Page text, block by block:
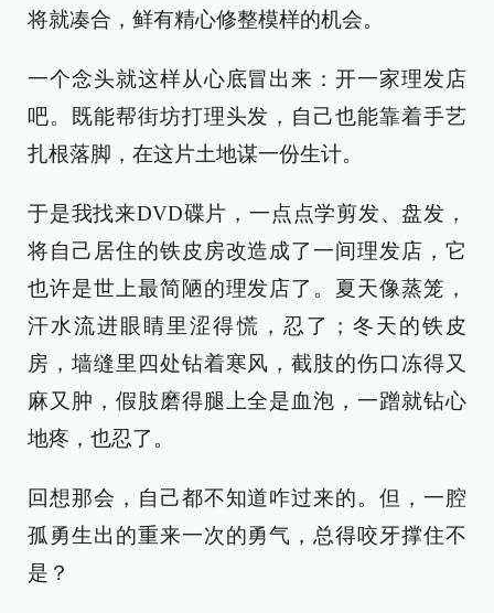
将就凑合，鲜有精心修整模样的机会。
一个念头就这样从心底冒出来：开一家理发店
吧。既能帮街坊打理头发，自己也能靠着手艺
扎根落脚，在这片土地谋一份生计。
于是我找来DVD碟片，一点点学剪发、盘发，
将自己居住的铁皮房改造成了一间理发店，它
也许是世上最简陋的理发店了。夏天像蒸笼，
汗水流进眼睛里涩得慌，忍了；冬天的铁皮
房，墙缝里四处钻着寒风，截肢的伤口冻得又
麻又肿，假肢磨得腿上全是血泡，一蹭就钻心
地疼，也忍了。
回想那会，自己都不知道咋过来的。但，一腔
孤勇生出的重来一次的勇气，总得咬牙撑住不
是？